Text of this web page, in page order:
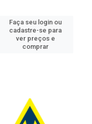
Faça seu login ou
cadastre-se para
ver preços e
comprar